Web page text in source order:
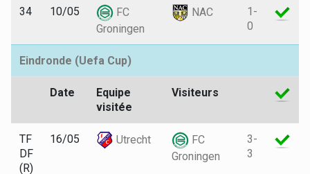
34 10/05
FC
Groningen
NAC
1-
0
Eindronde (Uefa Cup)
Date
Equipe
visitée
Visiteurs
TF
DF
(R)
16/05 Utrecht
FC
Groningen
3-
3